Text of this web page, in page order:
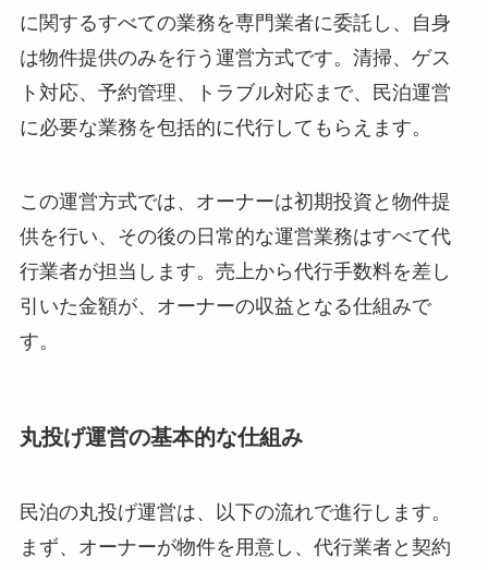
に関するすべての業務を専門業者に委託し、自身
は物件提供のみを行う運営方式です。清掃、ゲス
ト対応、予約管理、トラブル対応まで、民泊運営
に必要な業務を包括的に代行してもらえます。
この運営方式では、オーナーは初期投資と物件提
供を行い、その後の日常的な運営業務はすべて代
行業者が担当します。売上から代行手数料を差し
引いた金額が、オーナーの収益となる仕組みで
す。
丸投げ運営の基本的な仕組み
民泊の丸投げ運営は、以下の流れで進行します。
まず、オーナーが物件を用意し、代行業者と契約